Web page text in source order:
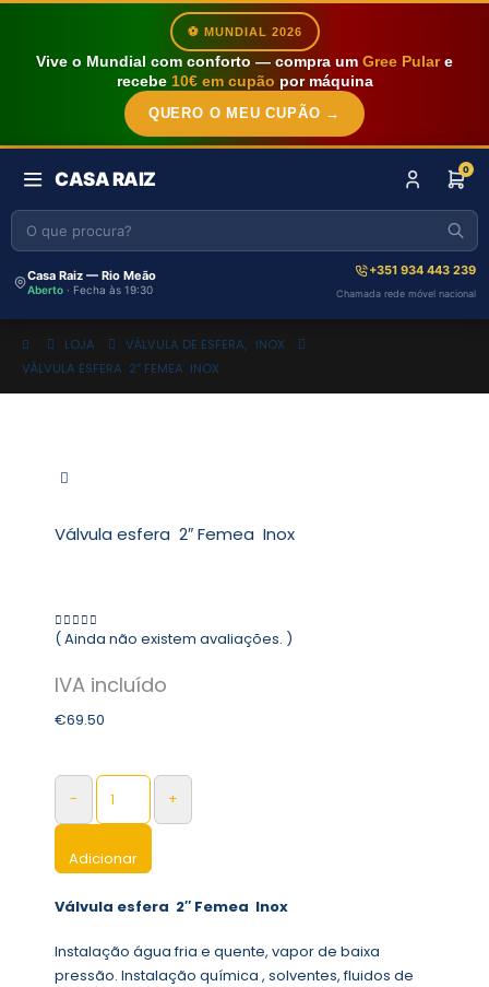
⚽ MUNDIAL 2026
Vive o Mundial com conforto — compra um Gree Pulare
recebe 10€ em cupão por máquina
QUERO O MEU CUPÃO →
CASA RAIZ 0
Casa Raiz — Rio Meão
Aberto · Fecha às 19:30
+351 934 443 239
Chamada rede móvel nacional
LOJA VÁLVULA DE ESFERA, INOX
VÁLVULA ESFERA 2″ FEMEA INOX
Válvula esfera 2″ Femea Inox
0 out of 5
( Ainda não existem avaliações. )
€69.50
- +
Adicionar
Válvula esfera 2″ Femea Inox
Instalação água fria e quente, vapor de baixa
pressão. Instalação química , solventes, fluidos de